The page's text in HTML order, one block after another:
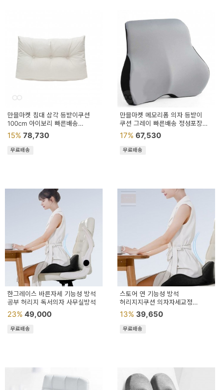
만믈마켓 침대 삼각 등받이쿠션
100cm 아이보리 빠른배송
정성포장 등받이쿠션대형
침대헤드쿠션
15% 78,730
무료배송
만믈마켓 메모리폼 의자 등받이
쿠션 그레이 빠른배송 정성포장
등바지쿠션 허리등받이쿠션
17% 67,530
무료배송
한그레이스 바른자세 기능성 방석
공부 허리지 독서의자 사무실방석
23% 49,000
무료배송
스토어 연 기능성 방석
허리지지쿠션 의자자세교정
의자방석
13% 39,650
무료배송